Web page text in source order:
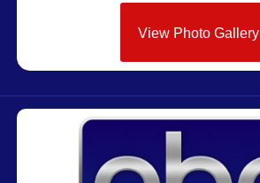
View Photo Gallery